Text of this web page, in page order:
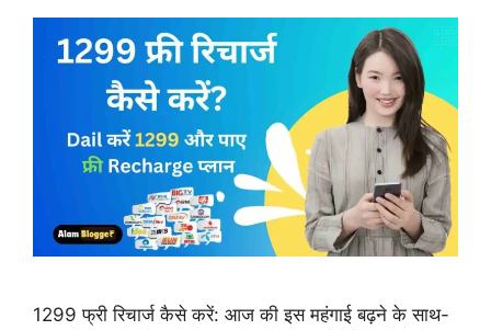
1299 फ्री रिचार्ज कैसे करें: आज की इस महंगाई बढ़ने के साथ-